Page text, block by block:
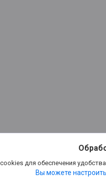
для обеспечения
Вы можете